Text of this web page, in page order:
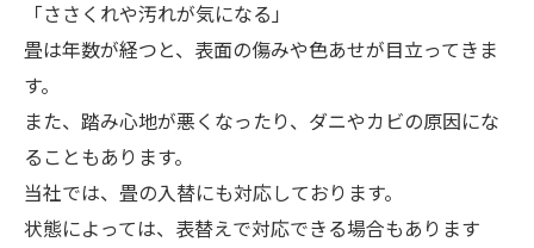
「ささくれや汚れが気になる」
畳は年数が経つと、表面の傷みや色あせが目立ってきま
す。
また、踏み心地が悪くなったり、ダニやカビの原因にな
ることもあります。
当社では、畳の入替にも対応しております。
状態によっては、表替えで対応できる場合もあります